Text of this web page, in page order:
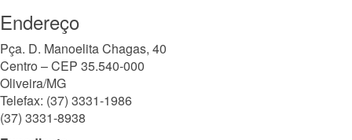
Endereço
Pça. D. Manoelita Chagas, 40
Centro – CEP 35.540-000
Oliveira/MG
Telefax: (37) 3331-1986
(37) 3331-8938